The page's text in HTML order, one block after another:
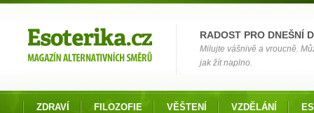
RADOST PRO DNEŠNÍ
Milujte vášnivě a vroucně.
jak žít naplno.
ZDRAVÍ FILOZOFIE VĚŠTENÍ VZDĚLÁNÍ